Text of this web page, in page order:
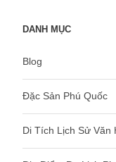
DANH MỤC
Blog
Đặc Sản Phú Quốc
Di Tích Lịch Sử Văn